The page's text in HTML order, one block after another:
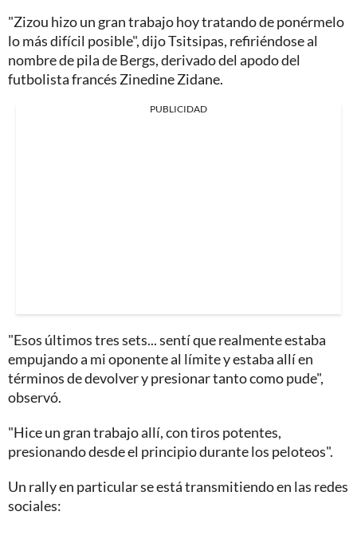
"Zizou hizo un gran trabajo hoy tratando de ponérmelo
lo más difícil posible", dijo Tsitsipas, refiriéndose al
nombre de pila de Bergs, derivado del apodo del
futbolista francés Zinedine Zidane.
PUBLICIDAD
"Esos últimos tres sets... sentí que realmente estaba
empujando a mi oponente al límite y estaba allí en
términos de devolver y presionar tanto como pude",
observó.
"Hice un gran trabajo allí, con tiros potentes,
presionando desde el principio durante los peloteos".
Un rally en particular se está transmitiendo en las redes
sociales: